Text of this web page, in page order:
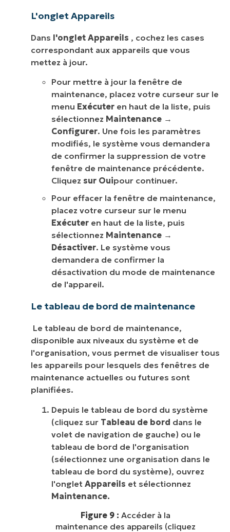
L'onglet Appareils
Dans l'onglet Appareils , cochez les cases
correspondant aux appareils que vous
mettez à jour.
Pour mettre à jour la fenêtre de
maintenance, placez votre curseur sur le
menu Exécuter en haut de la liste, puis
sélectionnez Maintenance →
Configurer. Une fois les paramètres
modifiés, le système vous demandera
de confirmer la suppression de votre
fenêtre de maintenance précédente.
Cliquez sur Ouipour continuer.
Pour effacer la fenêtre de maintenance,
placez votre curseur sur le menu
Exécuter en haut de la liste, puis
sélectionnez Maintenance →
Désactiver. Le système vous
demandera de confirmer la
désactivation du mode de maintenance
de l'appareil.
Le tableau de bord de maintenance
Le tableau de bord de maintenance,
disponible aux niveaux du système et de
l'organisation, vous permet de visualiser tous
les appareils pour lesquels des fenêtres de
maintenance actuelles ou futures sont
planifiées.
Depuis le tableau de bord du système
(cliquez sur Tableau de bord dans le
volet de navigation de gauche) ou le
tableau de bord de l'organisation
(sélectionnez une organisation dans le
tableau de bord du système), ouvrez
l'onglet Appareils et sélectionnez
Maintenance.
Figure 9 : Accéder à la
maintenance des appareils (cliquez